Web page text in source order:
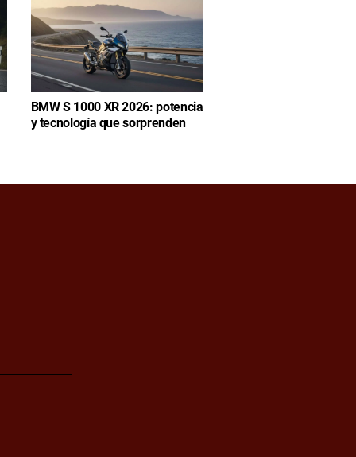
BMW S 1000 XR 2026: potencia
y tecnología que sorprenden